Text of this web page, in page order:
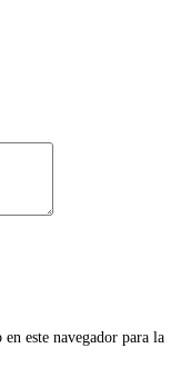
este navegador para la